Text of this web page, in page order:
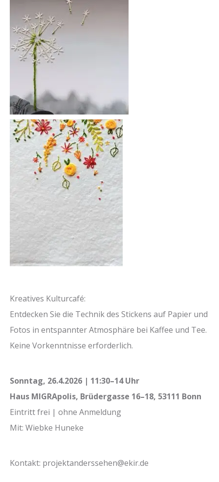
Kreatives Kulturcafé:
Entdecken Sie die Technik des Stickens auf Papier und
Fotos in entspannter Atmosphäre bei Kaffee und Tee.
Keine Vorkenntnisse erforderlich.
Sonntag, 26.4.2026 | 11:30–14 Uhr
Haus MIGRApolis, Brüdergasse 16–18, 53111 Bonn
Eintritt frei | ohne Anmeldung
Mit: Wiebke Huneke
Kontakt: projektanderssehen@ekir.de